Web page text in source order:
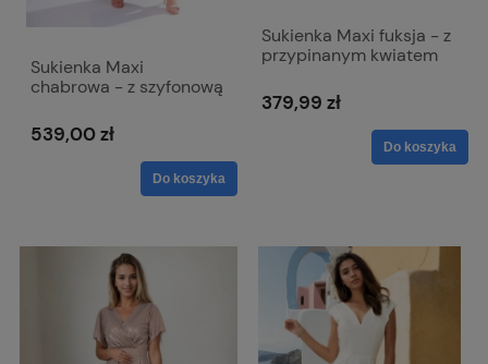
Sukienka Maxi
chabrowa - z szyfonową
539,00 zł
Do koszyka
Sukienka Maxi fuksja - z
przypinanym kwiatem
379,99 zł
Do koszyka